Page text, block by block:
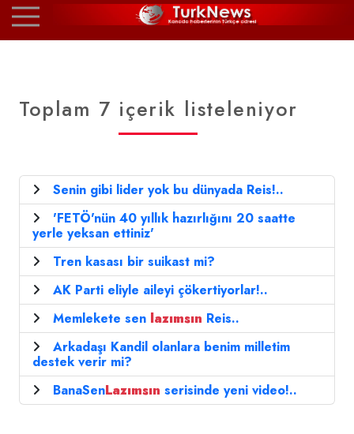
Toplam 7 içerik listeleniyor
Senin gibi lider yok bu dünyada Reis!..
'FETÖ'nün 40 yıllık hazırlığını 20 saatte
yerle yeksan ettiniz'
Tren kasası bir suikast mi?
AK Parti eliyle aileyi çökertiyorlar!..
Memlekete sen lazımsın Reis..
Arkadaşı Kandil olanlara benim milletim
destek verir mi?
BanaSenLazımsın serisinde yeni video!..